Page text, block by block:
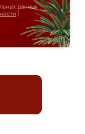
данных